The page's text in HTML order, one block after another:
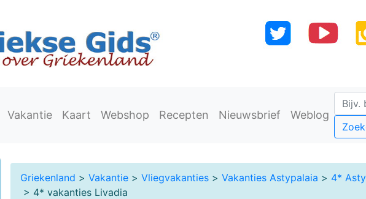
Vakantie Kaart Webshop Recepten Nieuwsbrief Weblog
Griekenland > Vakantie > Vliegvakanties > Vakanties Astypalaia > 4*
> 4* vakanties Livadia